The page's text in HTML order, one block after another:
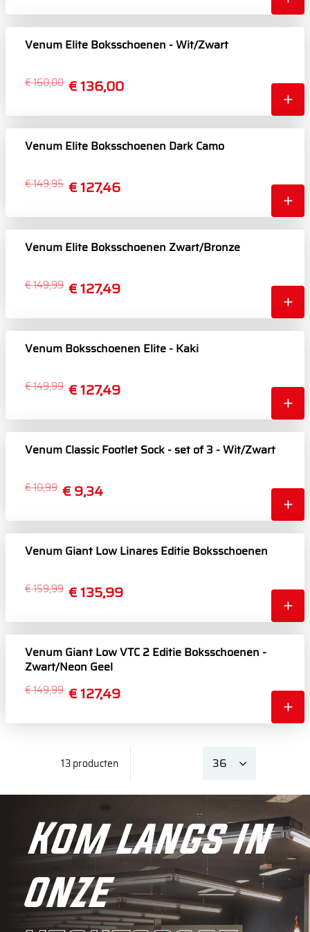
Venum Elite Boksschoenen - Wit/Zwart
€ 136,00
€ 160,00
Venum Elite Boksschoenen Dark Camo
€ 127,46
€ 149,95
Venum Elite Boksschoenen Zwart/Bronze
€ 127,49
€ 149,99
Venum Boksschoenen Elite - Kaki
€ 127,49
€ 149,99
Venum Classic Footlet Sock - set of 3 - Wit/Zwart
€ 9,34
€ 10,99
Venum Giant Low Linares Editie Boksschoenen
€ 135,99
€ 159,99
Venum Giant Low VTC 2 Editie Boksschoenen -
Zwart/Neon Geel
€ 127,49
€ 149,99
13 producten
Kom langs in
onze